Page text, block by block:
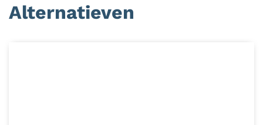
Alternatieven